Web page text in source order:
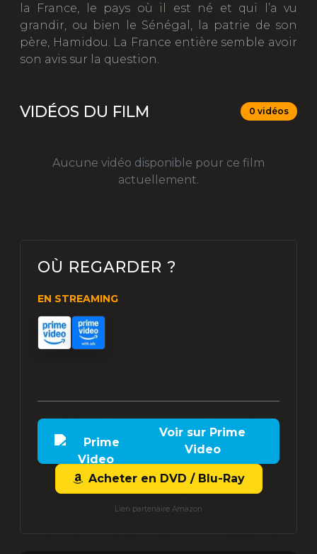
la France, le pays où il est né et qui l’a vu
grandir, ou bien le Sénégal, la patrie de son
père, Hamidou. La France entière semble avoir
son avis sur la question.
VIDÉOS DU FILM 0 vidéos
Aucune vidéo disponible pour ce film
actuellement.
OÙ REGARDER ?
EN STREAMING
Voir sur Prime
Video
Acheter en DVD / Blu-Ray
Lien partenaire Amazon